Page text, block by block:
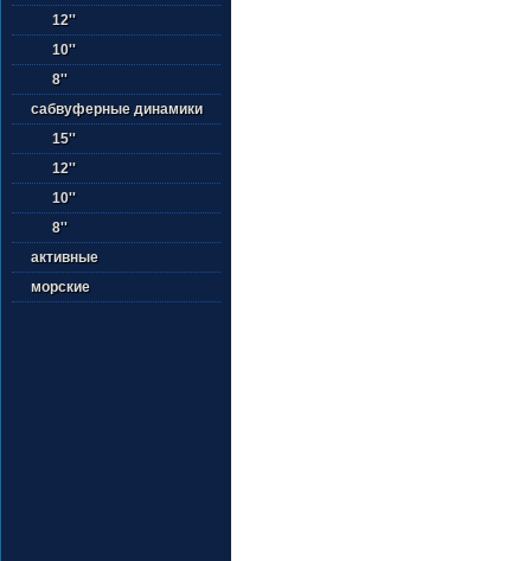
12''
10''
8''
сабвуферные динамики
15''
12''
10''
8''
активные
морские